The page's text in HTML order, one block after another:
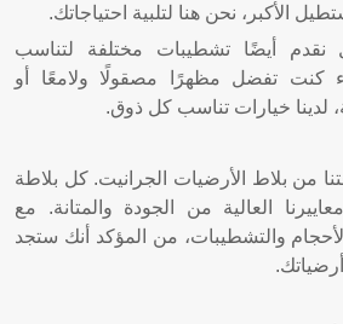
الأكبر، نحن هنا لتلبية احتياجاتك.
أيضًا تشطيبات مختلفة لتناسب
كنت تفضل مظهرًا مصقولًا ولامعًا أو
لدينا خيارات تناسب كل ذوق.
من بلاط الأرضيات الجرانيت. كل بلاطة
العالية من الجودة والمتانة. مع
والتشطيبات، من المؤكد أنك ستجد